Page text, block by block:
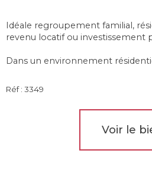
Idéale regroupement familial,
revenu locatif ou investissement
Dans un environnement
Réf : 3349
Voir le